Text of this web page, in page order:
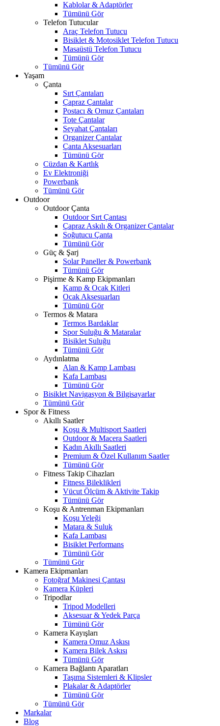
Kablolar & Adaptörler
Tümünü Gör
Telefon Tutucular
Araç Telefon Tutucu
Bisiklet & Motosiklet Telefon Tutucu
Masaüstü Telefon Tutucu
Tümünü Gör
Tümünü Gör
Yaşam
Çanta
Sırt Çantaları
Çapraz Çantalar
Postacı & Omuz Çantaları
Tote Çantalar
Seyahat Çantaları
Organizer Çantalar
Çanta Aksesuarları
Tümünü Gör
Cüzdan & Kartlık
Ev Elektroniği
Powerbank
Tümünü Gör
Outdoor
Outdoor Çanta
Outdoor Sırt Çantası
Çapraz Askılı & Organizer Çantalar
Soğutucu Çanta
Tümünü Gör
Güç & Şarj
Solar Paneller & Powerbank
Tümünü Gör
Pişirme & Kamp Ekipmanları
Kamp & Ocak Kitleri
Ocak Aksesuarları
Tümünü Gör
Termos & Matara
Termos Bardaklar
Spor Suluğu & Mataralar
Bisiklet Suluğu
Tümünü Gör
Aydınlatma
Alan & Kamp Lambası
Kafa Lambası
Tümünü Gör
Bisiklet Navigasyon & Bilgisayarlar
Tümünü Gör
Spor & Fitness
Akıllı Saatler
Koşu & Multisport Saatleri
Outdoor & Macera Saatleri
Kadın Akıllı Saatleri
Premium & Özel Kullanım Saatler
Tümünü Gör
Fitness Takip Cihazları
Fitness Bileklikleri
Vücut Ölçüm & Aktivite Takip
Tümünü Gör
Koşu & Antrenman Ekipmanları
Koşu Yeleği
Matara & Suluk
Kafa Lambası
Bisiklet Performans
Tümünü Gör
Tümünü Gör
Kamera Ekipmanları
Fotoğraf Makinesi Çantası
Kamera Küpleri
Tripodlar
Tripod Modelleri
Aksesuar & Yedek Parça
Tümünü Gör
Kamera Kayışları
Kamera Omuz Askısı
Kamera Bilek Askısı
Tümünü Gör
Kamera Bağlantı Aparatları
Taşıma Sistemleri & Klipsler
Plakalar & Adaptörler
Tümünü Gör
Tümünü Gör
Markalar
Blog